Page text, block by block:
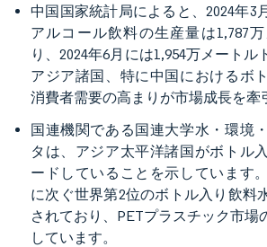
中国国家統計局によると、2024年3
アルコール飲料の生産量は1,787
り、2024年6月には1,954万メートル
アジア諸国、特に中国におけるボ
消費者需要の高まりが市場成長を牽
国連機関である国連大学水・環境
タは、アジア太平洋諸国がボトル
ードしていることを示しています
に次ぐ世界第2位のボトル入り飲料
されており、PETプラスチック市場
しています。